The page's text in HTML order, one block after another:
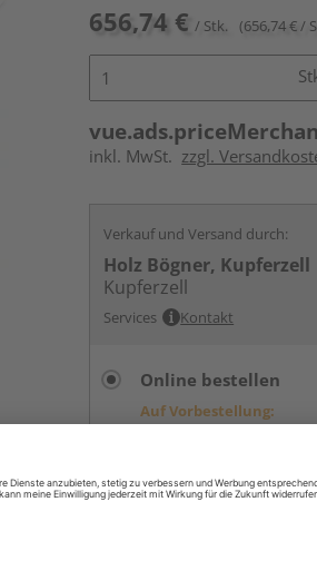
656,74 € / Stk. (656,74 € /
inkl. MwSt. zzgl.
Verkauf und Versand durch:
Holz Bögner, Kupferzell
Kupferzell
Services Kontakt
Online bestellen
Auf Vorbestellung:
Beim Händler